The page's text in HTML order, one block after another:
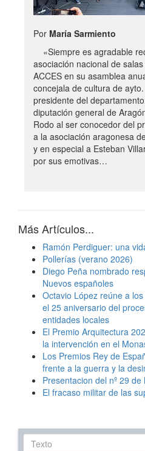
Por María Sarmiento
«Siempre es agradable
asociación nacional de
ACCES en su asamblea
concejala de cultura de
presidente del
diputación general de
Rodo al ser conocedor del
a la asociación aragonesa
y en especial a Esteban
por sus emotivas…
Más Artículos...
Ramón Perdiguer: una
Pollerías (verano 2026)
Diego Peña nombrado
Nuevos españoles
Octavio López reúne a
el 25 aniversario del
entidades locales
El Premio Arquitectura
la intervención en el
Los Premios Rey de
frente a la guerra y la
Presentacion del nº 29 de
El fracaso militar de las
Texto